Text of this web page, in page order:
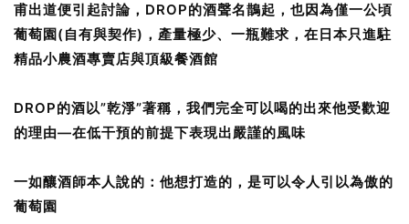
甫出道便引起討論，DROP的酒聲名鵲起，也因為僅一公頃
葡萄園(自有與契作)，產量極少、一瓶難求，在日本只進駐
精品小農酒專賣店與頂級餐酒館
DROP的酒以”乾淨”著稱，我們完全可以喝的出來他受歡迎
的理由—在低干預的前提下表現出嚴謹的風味
一如釀酒師本人說的：他想打造的，是可以令人引以為傲的
葡萄園